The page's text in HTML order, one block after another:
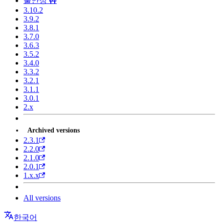
3.10.2
3.9.2
3.8.1
3.7.0
3.6.3
3.5.2
3.4.0
3.3.2
3.2.1
3.1.1
3.0.1
2.x
Archived versions
2.3.1
2.2.0
2.1.0
2.0.1
1.x.x
All versions
한국어